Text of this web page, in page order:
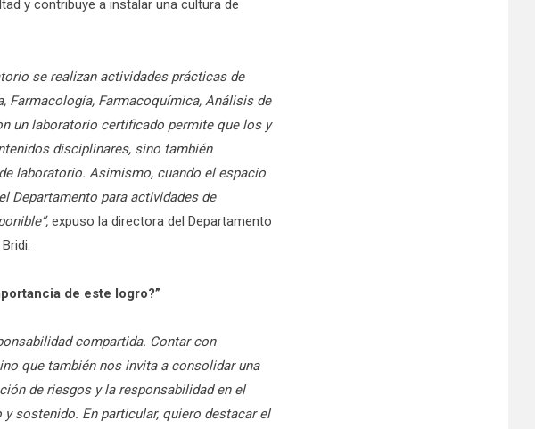
y contribuye a instalar una cultura de
se realizan actividades prácticas de
Farmacología, Farmacoquímica, Análisis de
un laboratorio certificado permite que los y
disciplinares, sino también
laboratorio. Asimismo, cuando el espacio
Departamento para actividades de
expuso la directora del Departamento
de este logro?”
compartida. Contar con
que también nos invita a consolidar una
de riesgos y la responsabilidad en el
sostenido. En particular, quiero destacar el